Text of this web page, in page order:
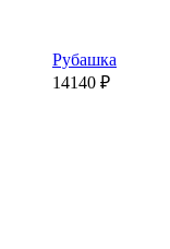
Рубашка
14140 ₽